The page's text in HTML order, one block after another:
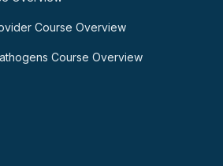
Course Overview
Course Overview